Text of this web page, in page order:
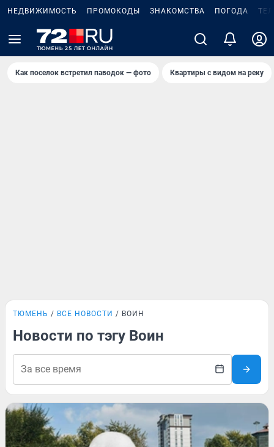
НЕДВИЖИМОСТЬ ПРОМОКОДЫ ЗНАКОМСТВА ПОГОДА
Как поселок встретил паводок — фото Квартиры с видом на реку
ТЮМЕНЬ ВСЕ НОВОСТИ ВОИН
Новости по тэгу Воин